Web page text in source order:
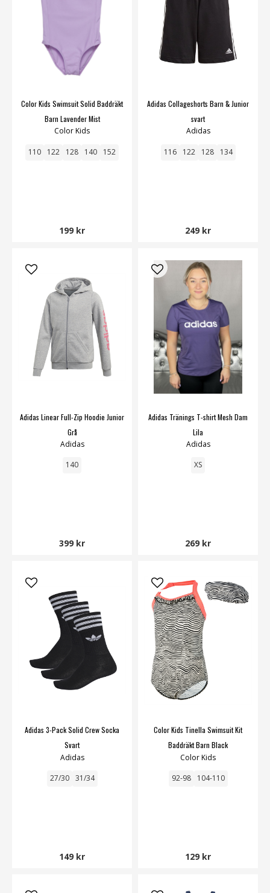
Color Kids Swimsuit Solid Baddräkt
Barn Lavender Mist
Color Kids
110 122 128 140 152
199 kr
Adidas Collageshorts Barn & Junior
svart
Adidas
116 122 128 134
249 kr
Adidas Linear Full-Zip Hoodie Junior
Grå
Adidas
140
399 kr
Adidas Tränings T-shirt Mesh Dam
Lila
Adidas
XS
269 kr
Adidas 3-Pack Solid Crew Socka
Svart
Adidas
27/30 31/34
149 kr
Color Kids Tinella Swimsuit Kit
Baddräkt Barn Black
Color Kids
92-98 104-110
129 kr